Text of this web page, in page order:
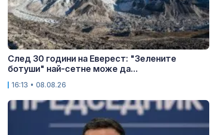
След 30 години на Еверест: "Зелените
ботуши" най-сетне може да...
16:13 • 08.08.26